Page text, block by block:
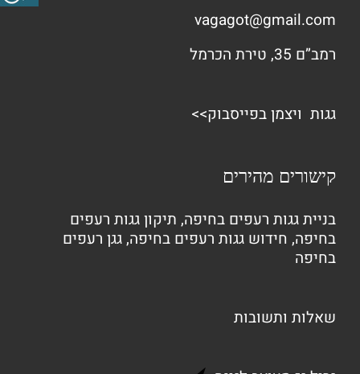
vagagot@gmail.com
רמב”ם 35, טירת הכרמל
גגות ויצמן בפייסבוק>>
קישורים מהירים
בניית גגות רעפים בחיפה, תיקון גגות רעפים
בחיפה, חידוש גגות רעפים בחיפה,גגן רעפים
בחיפה
שאלות ותשובות